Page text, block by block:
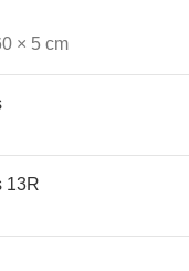
× 5 cm
13R